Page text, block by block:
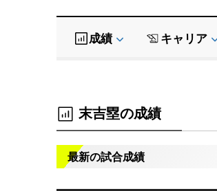
成績 キャリア
末吉塁の成績
最新の試合成績